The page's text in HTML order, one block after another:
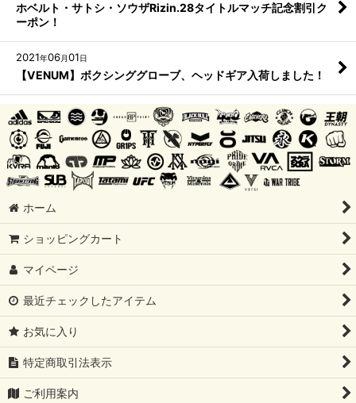
ホベルト・サトシ・ソウザRizin.28タイトルマッチ記念割引ク
ーポン！
2021年06月01日
【VENUM】ボクシンググローブ、ヘッドギア入荷しました！
ホーム
ショッピングカート
マイページ
最近チェックしたアイテム
お気に入り
特定商取引法表示
ご利用案内